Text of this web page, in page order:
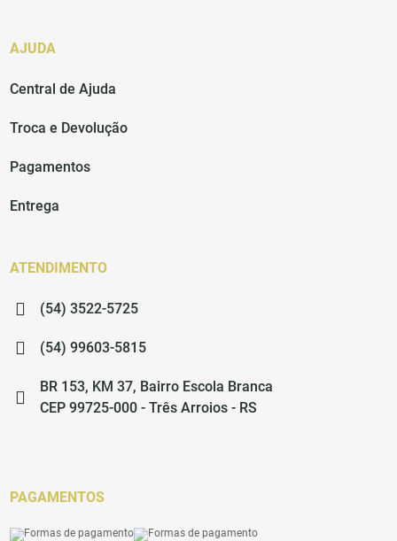
AJUDA
Central de Ajuda
Troca e Devolução
Pagamentos
Entrega
ATENDIMENTO
(54) 3522-5725
(54) 99603-5815
BR 153, KM 37, Bairro Escola Branca
CEP 99725-000 - Três Arroios - RS
PAGAMENTOS